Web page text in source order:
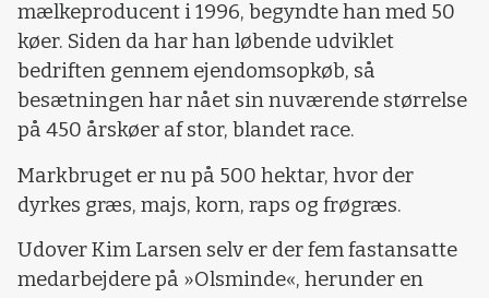
mælkeproducent i 1996, begyndte han med 50
køer. Siden da har han løbende udviklet
bedriften gennem ejendomsopkøb, så
besætningen har nået sin nuværende størrelse
på 450 årskøer af stor, blandet race.
Markbruget er nu på 500 hektar, hvor der
dyrkes græs, majs, korn, raps og frøgræs.
Udover Kim Larsen selv er der fem fastansatte
medarbejdere på »Olsminde«, herunder en